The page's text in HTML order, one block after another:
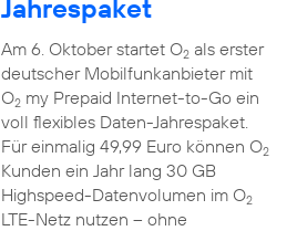
Jahrespaket
Am 6. Oktober startet O2als erster
deutscher Mobilfunkanbieter mit
O2my Prepaid Internet-to-Go ein
voll flexibles Daten-Jahrespaket.
Für einmalig 49,99 Euro können O2
Kunden ein Jahr lang 30 GB
Highspeed-Datenvolumen im O2
LTE-Netz nutzen – ohne